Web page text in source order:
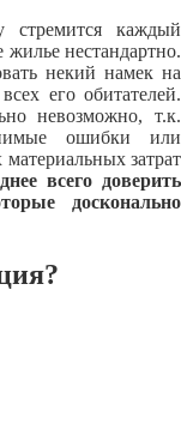
стремится каждый
жилье нестандартно.
некий намек на
его обитателей.
невозможно, т.к.
ошибки или
затрат
всего доверить
досконально